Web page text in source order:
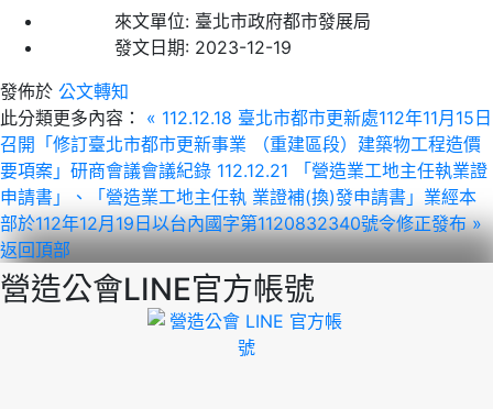
來文單位: 臺北市政府都市發展局
發文日期: 2023-12-19
發佈於 公文轉知
此分類更多內容：
« 112.12.18 臺北市都市更新處112年11月15日
召開「修訂臺北市都市更新事業 （重建區段）建築物工程造價
要項案」研商會議會議紀錄 112.12.21 「營造業工地主任執業證
申請書」、「營造業工地主任執 業證補(換)發申請書」業經本
部於112年12月19日以台內國字第1120832340號令修正發布 »
返回頂部
營造公會LINE官方帳號